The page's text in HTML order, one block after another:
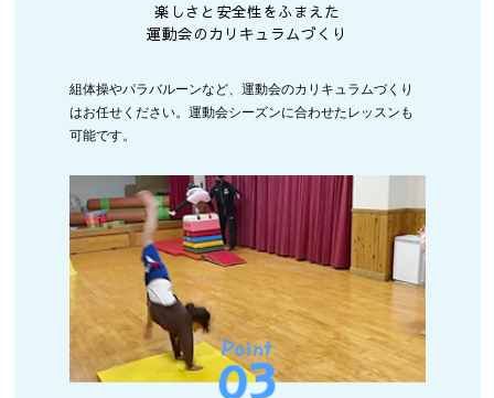
楽しさと安全性をふまえた
運動会のカリキュラムづくり
組体操やパラバルーンなど、運動会のカリキュラムづくり
はお任せください。運動会シーズンに合わせたレッスンも
可能です。